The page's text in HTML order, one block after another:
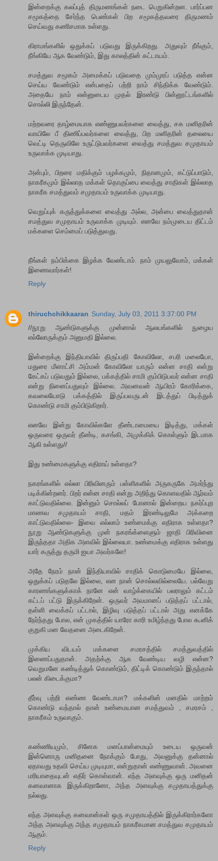
இன்றைக்கு கலப்புத் திருமணங்கள் நடை பெறுகின்றன. பார்ப்பன
சமூகத்தை சேர்ந்த பெண்கள் பிற சமூகத்தவரை திருமணம்
செய்வது கணிசமாக உள்ளது.
கிராமங்களில் ஒதுக்கப் படுவது இருக்கிறது. அதுவும் நீங்கும்,
நீங்கியே ஆக வேண்டும், இது காலத்தின் கட்டாயம்.
சமத்துவ சமூகம் அமைக்கப் படுவதை மும்முரப் படுத்த என்ன
செய்ய வேண்டும் என்பதைப் பற்றி நாம் சிந்திக்க வேண்டும்.
அதையே நாம் என்னுடைய முதல் இரண்டு பின்னூட்டங்களில்
சொல்லி இருந்தேன்.
ம‌ற்ற‌வ‌ரை தாழ்மையாக‌ எண்ணுப‌வ‌ர்களை வைத்து, ச‌க‌ ம‌னித‌ரின்
வாயிலே பீ திணிப்ப‌வ‌ர்க‌ளை வைத்து, பிற‌ ம‌னித‌ரின் த‌லையை
வெட்டி தெருவிலே உருட்டுப‌வ‌ர்க‌ளை வைத்து ச‌மத்துவ‌ ச‌முதாய‌ம்
உருவாக்க‌ முடியாது.
அன்பும், பிறரை மதிக்கும் பழக்கமும், நிதானமும், கட்டுப்பாடும்,
நாகரீகமும் இல்லாத மக்கள் தொகுப்பை வைத்து சாதிகள் இல்லாத
நாக‌ரீக‌ சமத்துவம் சமுதாயம் உருவாக்க முடியாது.
வெறுப்புக் கருத்துக்களை வைத்து அல்ல, அன்பை வைத்துதான்
சமத்துவ சமுதாயம் உருவாக்க முடியும். எனவே நம்முடைய திட்டம்
மக்களை செம்மைப் படுத்துவது.
நீங்கள் நம்பிக்கை இழக்க வேண்டாம். நாம் முயலுவோம், மக்கள்
இணைவார்கள்!
Reply
thiruchchikkaaran Sunday, July 03, 2011 3:37:00 PM
//நூறு ஆண்டுகளுக்கு முன்னால் ஆலயங்களில் நுழைய
எல்லோருக்கும் அனுமதி இல்லை.
இன்றைக்கு இந்தியாவில் திருப்பதி கோவிலோ, சபரி மலையோ,
மதுரை மீனாட்சி அம்மன் கோவிலோ யாரும் என்ன சாதி என்று
கேட்கப் படுவதும் இல்லை, பக்கத்தில் சாமி கும்பிடுபவர் என்ன சாதி
என்று நினைப்பதுவும் இல்லை. அவனவன் ஆயிரம் கோரிக்கை,
கவலையோடு பக்கத்தில் இருப்பவருடன் இடத்துப் பிடித்துக்
கொண்டு சாமி கும்பிடுகிறார்.
எனவே இன்று கோவில்களே தீண்டாமையை இடித்து, மக்கள்
ஒருவரை ஒருவர் தீண்டி, கசங்கி, அமுக்கிக் கொள்ளும் இடமாக
ஆகி உள்ளது//
இது உண்மைகளுக்கு எதிராய் உள்ளதா?
நகரங்களில் எல்லா பிரிவினரும் பள்ளிகளில் அருகருகே அமர்ந்து
படிக்கின்றனர். பிறர் என்ன சாதி என்று அறிந்து கொளவதில் ஆர்வம்
காட்டுவதில்லை. இன்னும் சொல்லப் போனால் இன்றைய நகர்ப்புற
மாணவ சமுதாயம் சாதி, மதம் இரண்டிலுமே அக்கறை
காட்டுவதில்லை- இவை எல்லாம் உண்மைக்கு எதிராக உள்ளதா?
நூறு ஆண்டுகளுக்கு முன் நகரங்க்ளைளும் ஜாதி பிரிவினை
இருந்ததா அதிக அளவில் இல்லையா. உண்மைக்கு எதிராக உள்ளது
யார் கருத்து தருமி ஐயா அவர்களே!
அதே நேரம் நான் இந்தியாவில் சாதிக் கொடுமையே இல்லை,
ஒதுக்கப் படுதலே இல்லை, என நான் சொல்லவில்லையே. பல்வேறு
காரணங்களுக்காக் நானே என் வாழ்க்கையில் பலராலும் கட்டம்
கட்டப் பட்டு இருக்கிறேன். ஒருவர் அவமானப் படுத்தப் பட்டால்,
தள்ளி வைக்கப் பட்டால், இழிவு படுத்தப் பட்டால் அது எனக்கே
நேர்ந்தது போல, என் முகத்தில் யாரோ காரி உமிழ்ந்தது போல கூனிக்
குறுகி மன வேதனை அடைகிறேன்.
முக்கிய விடயம் மக்களை சமரசத்தில் சமத்துவத்தில்
இணைப்பதுதான். அதற்க்கு ஆக வேண்டிய வழி என்ன?
வெறுமனே கண்டித்துக் கொண்டும், திட்டிக் கொண்டும் இருந்தால்
பலன் கிடைக்குமா?
தீர்வு பற்றி எண்ண வேண்டாமா? மக்களின் மனதில் மாற்றம்
கொண்டு வந்தால் தான் உண்மையான சமத்துவம் , சமரசம் ,
நாகரீகம் உருவாகும்.
க‌ண்ணிய‌மும், சினேக‌ ம‌ன‌ப்பான்மையும் உடைய‌ ஒருவ‌ன்
இன்னொரு ம‌னித‌னை நோக்கும் போது, அவ‌னுக்கு த‌ன்னால்
ஏதாவ‌து உத‌வி செய்ய‌ முடியுமா, என்றுதான் எண்ணுவான். அவ‌னை
ம‌ரியாதையுட‌ன் எதிர் கொள்வான். எந்த‌ அளவுக்கு ஒரு ம‌னித‌ன்
க‌னவானாக‌ இருக்கிறானோ, அந்த‌ அள‌வுக்கு ச‌முதாய‌த்துக்கு
ந‌ல்ல‌து.
எந்த‌ அளவுக்கு க‌ன‌வான்க‌ள் ஒரு ச‌முதாய‌த்தில் இருக்கிரார்களோ
அந்த‌ அளவுக்கு அந்த‌ ச‌முதாய‌ம் நாக‌ரீக‌மான‌ ச‌மத்துவ‌ ச‌முதாய‌ம்
ஆகும்.
Reply